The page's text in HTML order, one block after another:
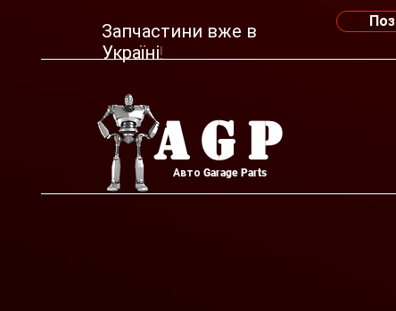
Запчастини вже в
Україні!
AGP
Авто Garage Parts